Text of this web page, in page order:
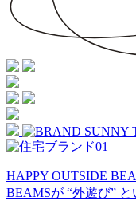
HAPPY OUTSIDE
BEAMSが “外遊び”